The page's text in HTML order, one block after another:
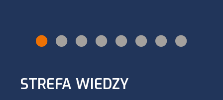
STREFA WIEDZY